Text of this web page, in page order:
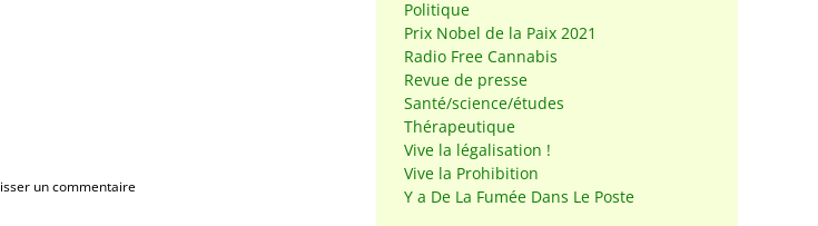
un commentaire
Politique
Prix Nobel de la Paix 2021
Radio Free Cannabis
Revue de presse
Santé/science/études
Thérapeutique
Vive la légalisation !
Vive la Prohibition
Y a De La Fumée Dans Le Poste